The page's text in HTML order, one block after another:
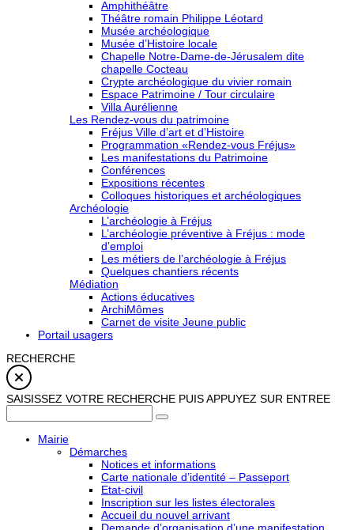
Amphithéâtre
Théâtre romain Philippe Léotard
Musée archéologique
Musée d’Histoire locale
Chapelle Notre-Dame-de-Jérusalem dite
chapelle Cocteau
Crypte archéologique du vivier romain
Espace Patrimoine / Tour circulaire
Villa Aurélienne
Les Rendez-vous du patrimoine
Fréjus Ville d’art et d’Histoire
Programmation «Rendez-vous Fréjus»
Les manifestations du Patrimoine
Conférences
Expositions récentes
Colloques historiques et archéologiques
Archéologie
L’archéologie à Fréjus
L’archéologie préventive à Fréjus : mode
d’emploi
Les métiers de l’archéologie à Fréjus
Quelques chantiers récents
Médiation
Actions éducatives
ArchiMômes
Carnet de visite Jeune public
Portail usagers
RECHERCHE
SAISISSEZ VOTRE RECHERCHE PUIS APPUYEZ SUR ENTREE
Mairie
Démarches
Notices et informations
Carte nationale d’identité – Passeport
Etat-civil
Inscription sur les listes électorales
Accueil du nouvel arrivant